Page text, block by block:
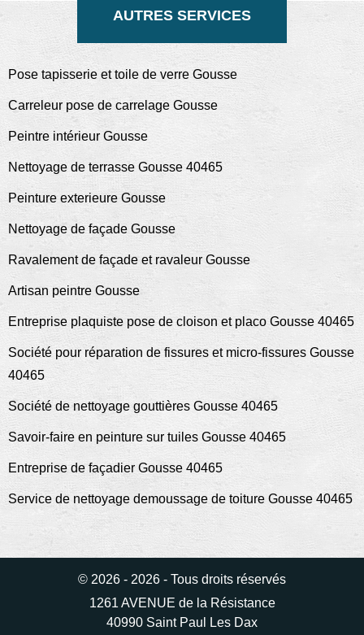
AUTRES SERVICES
Pose tapisserie et toile de verre Gousse
Carreleur pose de carrelage Gousse
Peintre intérieur Gousse
Nettoyage de terrasse Gousse 40465
Peinture exterieure Gousse
Nettoyage de façade Gousse
Ravalement de façade et ravaleur Gousse
Artisan peintre Gousse
Entreprise plaquiste pose de cloison et placo Gousse 40465
Société pour réparation de fissures et micro-fissures Gousse
40465
Société de nettoyage gouttières Gousse 40465
Savoir-faire en peinture sur tuiles Gousse 40465
Entreprise de façadier Gousse 40465
Service de nettoyage demoussage de toiture Gousse 40465
© 2026 - 2026 - Tous droits réservés
1261 AVENUE de la Résistance
40990 Saint Paul Les Dax